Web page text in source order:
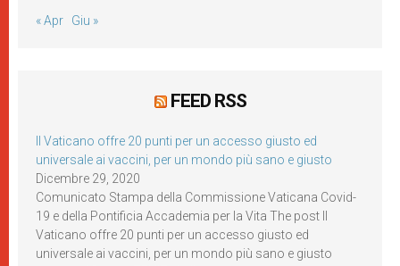
« Apr Giu »
FEED RSS
Il Vaticano offre 20 punti per un accesso giusto ed
universale ai vaccini, per un mondo più sano e giusto
Dicembre 29, 2020
Comunicato Stampa della Commissione Vaticana Covid-
19 e della Pontificia Accademia per la Vita The post Il
Vaticano offre 20 punti per un accesso giusto ed
universale ai vaccini, per un mondo più sano e giusto